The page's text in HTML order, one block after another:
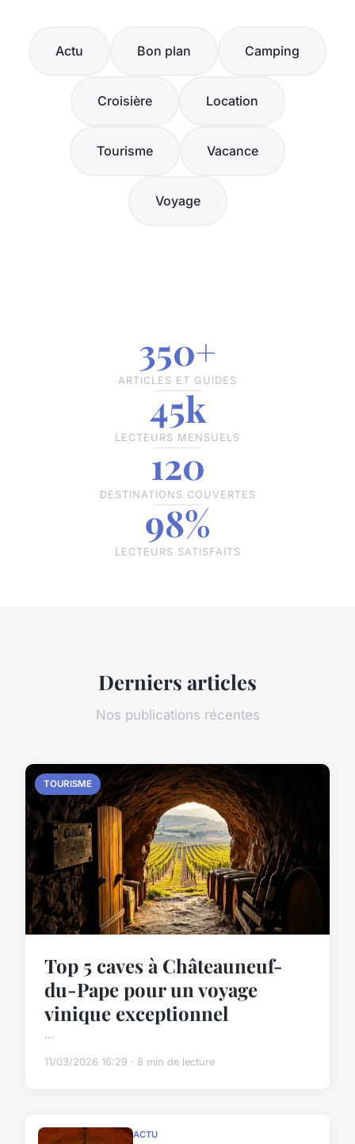
Actu Bon plan Camping
Croisière Location
Tourisme Vacance
Voyage
350+
ARTICLES ET GUIDES
45k
LECTEURS MENSUELS
120
DESTINATIONS COUVERTES
98%
LECTEURS SATISFAITS
Derniers articles
Nos publications récentes
TOURISME
Top 5 caves à Châteauneuf-
du-Pape pour un voyage
vinique exceptionnel
...
11/03/2026 16:29 · 8 min de lecture
ACTU